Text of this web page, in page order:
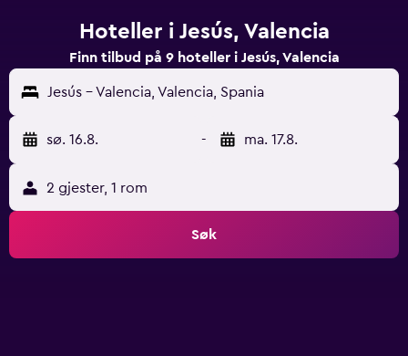
Hoteller i Jesús, Valencia
Finn tilbud på 9 hoteller i Jesús, Valencia
Jesús - Valencia, Valencia, Spania
sø. 16.8. - ma. 17.8.
2 gjester, 1 rom
Søk